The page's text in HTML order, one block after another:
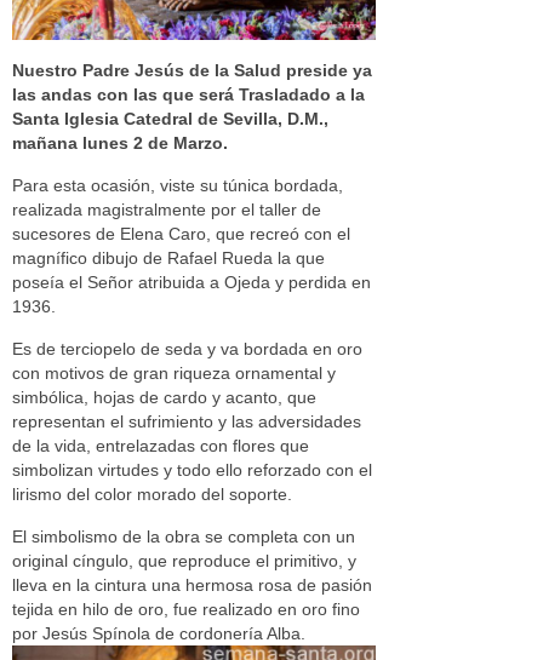
Nuestro Padre Jesús de la Salud preside ya
las andas con las que será Trasladado a la
Santa Iglesia Catedral de Sevilla, D.M.,
mañana lunes 2 de Marzo.
Para esta ocasión, viste su túnica bordada,
realizada magistralmente por el taller de
sucesores de Elena Caro, que recreó con el
magnífico dibujo de Rafael Rueda la que
poseía el Señor atribuida a Ojeda y perdida en
1936.
Es de terciopelo de seda y va bordada en oro
con motivos de gran riqueza ornamental y
simbólica, hojas de cardo y acanto, que
representan el sufrimiento y las adversidades
de la vida, entrelazadas con flores que
simbolizan virtudes y todo ello reforzado con el
lirismo del color morado del soporte.
El simbolismo de la obra se completa con un
original cíngulo, que reproduce el primitivo, y
lleva en la cintura una hermosa rosa de pasión
tejida en hilo de oro, fue realizado en oro fino
por Jesús Spínola de cordonería Alba.